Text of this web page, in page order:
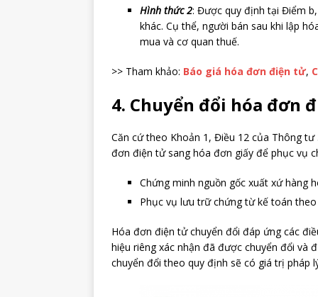
Hình thức 2: Được quy định tại Điểm
khác. Cụ thể, người bán sau khi lập
mua và cơ quan thuế.
>> Tham khảo: Báo giá hóa đơn điện tử,
4. Chuyển đổi hóa đơn
Căn cứ theo Khoản 1, Điều 12 của Thông
đơn điện tử sang hóa đơn giấy để phục vụ
Chứng minh nguồn gốc xuất xứ hàng
Phục vụ lưu trữ chứng từ kế toán
Hóa đơn điện tử chuyển đổi đáp ứng các
hiệu riêng xác nhận đã được chuyển đổi và
chuyển đổi theo quy định sẽ có giá trị pháp